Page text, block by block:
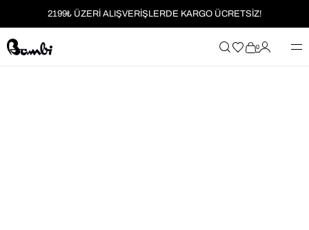
2199₺ ÜZERİ ALIŞVERİŞLERDE KARGO ÜCRETSİZ!
MOBİL UYGULAMAYA ÖZEL İLK ALIŞVERİŞİNİZE %5 İNDİRİM
0